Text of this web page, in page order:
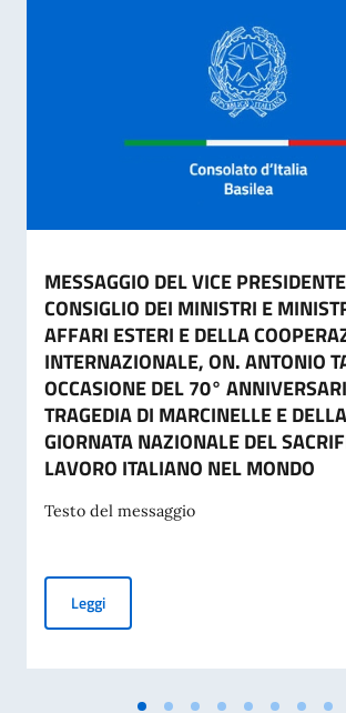
MESSAGGIO DEL VICE
CONSIGLIO DEI MINISTRI E
AFFARI ESTERI E DELLA
INTERNAZIONALE, ON. ANTONIO
OCCASIONE DEL 70°
TRAGEDIA DI MARCINELLE E
GIORNATA NAZIONALE DEL
LAVORO ITALIANO NEL MONDO
Testo del messaggio
LeggiMESSAGGIO DEL VICE